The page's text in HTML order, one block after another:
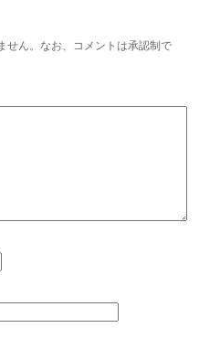
せん。なお、コメントは承認制で